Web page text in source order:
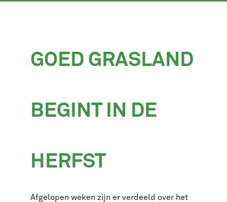
GOED GRASLAND
BEGINT IN DE
HERFST
Afgelopen weken zijn er verdeeld over het